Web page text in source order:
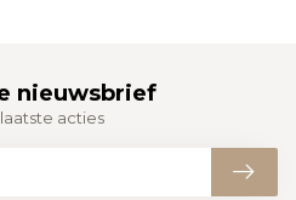
nieuwsbrief
acties